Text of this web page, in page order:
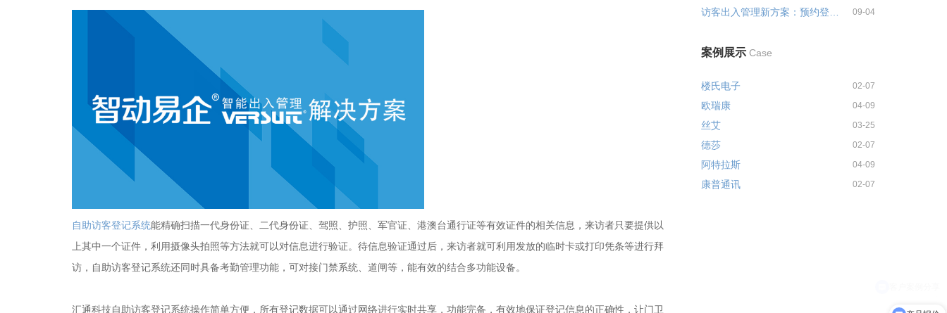
自助访客登记系统能精确扫描一代身份证、二代身份证、驾照、护照、军官证、港澳台通行证等有效证件的相关信息，来访者只要提供以
上其中一个证件，利用摄像头拍照等方法就可以对信息进行验证。待信息验证通过后，来访者就可利用发放的临时卡或打印凭条等进行拜
访，自助访客登记系统还同时具备考勤管理功能，可对接门禁系统、道闸等，能有效的结合多功能设备。
汇通科技自助访客登记系统操作简单方便，所有登记数据可以通过网络进行实时共享，功能完备，有效地保证登记信息的正确性，让门卫
09-04
案例展示 Case
楼氏电子 02-07
欧瑞康 04-09
丝艾 03-25
德莎 02-07
阿特拉斯 04-09
康普通讯 02-07